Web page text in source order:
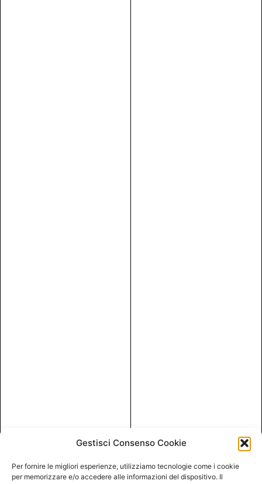
Gestisci Consenso Cookie
Per fornire le migliori esperienze, utilizziamo tecnologie come i cookie
per memorizzare e/o accedere alle informazioni del dispositivo. Il